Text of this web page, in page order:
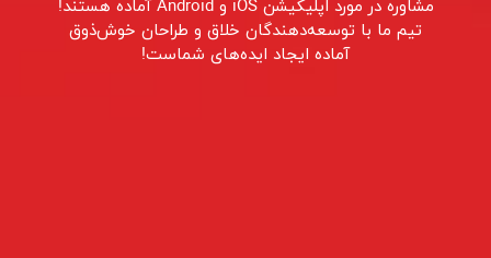
مشاوره در مورد اپلیکیشن iOS و Android آماده هستند!
تیم ما با توسعه‌دهندگان خلاق و طراحان خوش‌ذوق
آماده ایجاد ایده‌های شماست!